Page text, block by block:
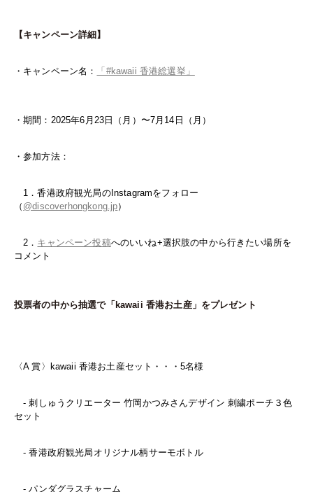
【キャンペーン詳細】
・キャンペーン名： 「#kawaii 香港総選挙」
・期間：2025年6月23日（月）〜7月14日（月）
・参加方法：
1．香港政府観光局のInstagramをフォロー
（ @discoverhongkong.jp）
2． キャンペーン投稿へのいいね+選択肢の中から行きたい場所を
コメント
投票者の中から抽選で「kawaii 香港お土産」をプレゼント
〈A 賞〉kawaii 香港お土産セット・・・5名様
- 刺しゅうクリエーター 竹岡かつみさんデザイン 刺繍ポーチ３色
セット
- 香港政府観光局オリジナル柄サーモボトル
- パンダグラスチャーム